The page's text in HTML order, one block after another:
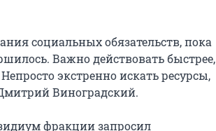
социальных обязательств, пока
Важно действовать быстрее,
экстренно искать ресурсы,
Виноградский.
фракции запросил